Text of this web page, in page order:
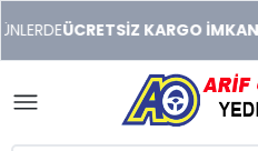
xonusu
veren
sitolar
ÜCRETSİZ KARGO İMKANI!